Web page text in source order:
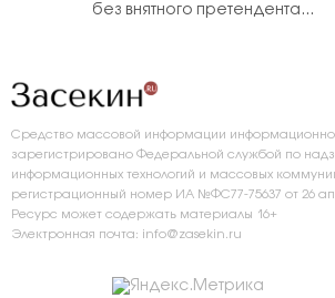
без внятного претендента...
Средство массовой информации информационное
зарегистрировано Федеральной службой по
информационных технологий и массовых
регистрационный номер ИА №ФС77-75637 от 26
Ресурс может содержать материалы 16+
Электронная почта: info@zasekin.ru